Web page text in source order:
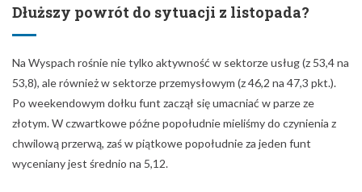
Dłuższy powrót do sytuacji z listopada?
Na Wyspach rośnie nie tylko aktywność w sektorze usług (z 53,4 na
53,8), ale również w sektorze przemysłowym (z 46,2 na 47,3 pkt.).
Po weekendowym dołku funt zaczął się umacniać w parze ze
złotym. W czwartkowe późne popołudnie mieliśmy do czynienia z
chwilową przerwą, zaś w piątkowe popołudnie za jeden funt
wyceniany jest średnio na 5,12.